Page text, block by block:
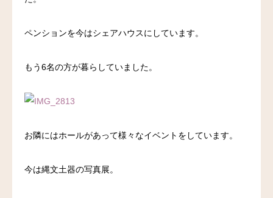
ペンションを今はシェアハウスにしています。
もう6名の方が暮らしていました。
お隣にはホールがあって様々なイベントをしています。
今は縄文土器の写真展。